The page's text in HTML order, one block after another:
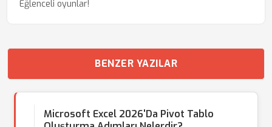
Eğlenceli oyunlar!
BENZER YAZILAR
Microsoft Excel 2026'da Pivot Tablo